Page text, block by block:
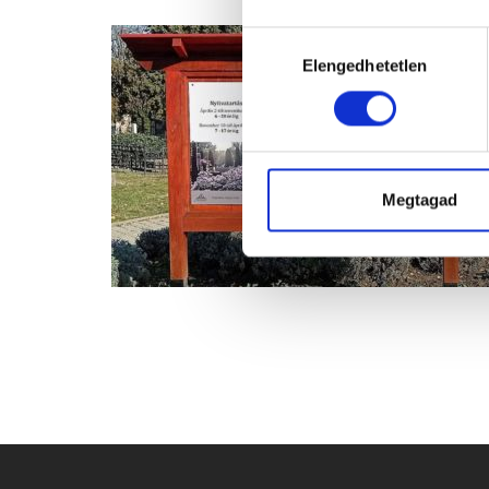
Hozzájárulás
kiválasztásaElengedhetetlen
Megtagad